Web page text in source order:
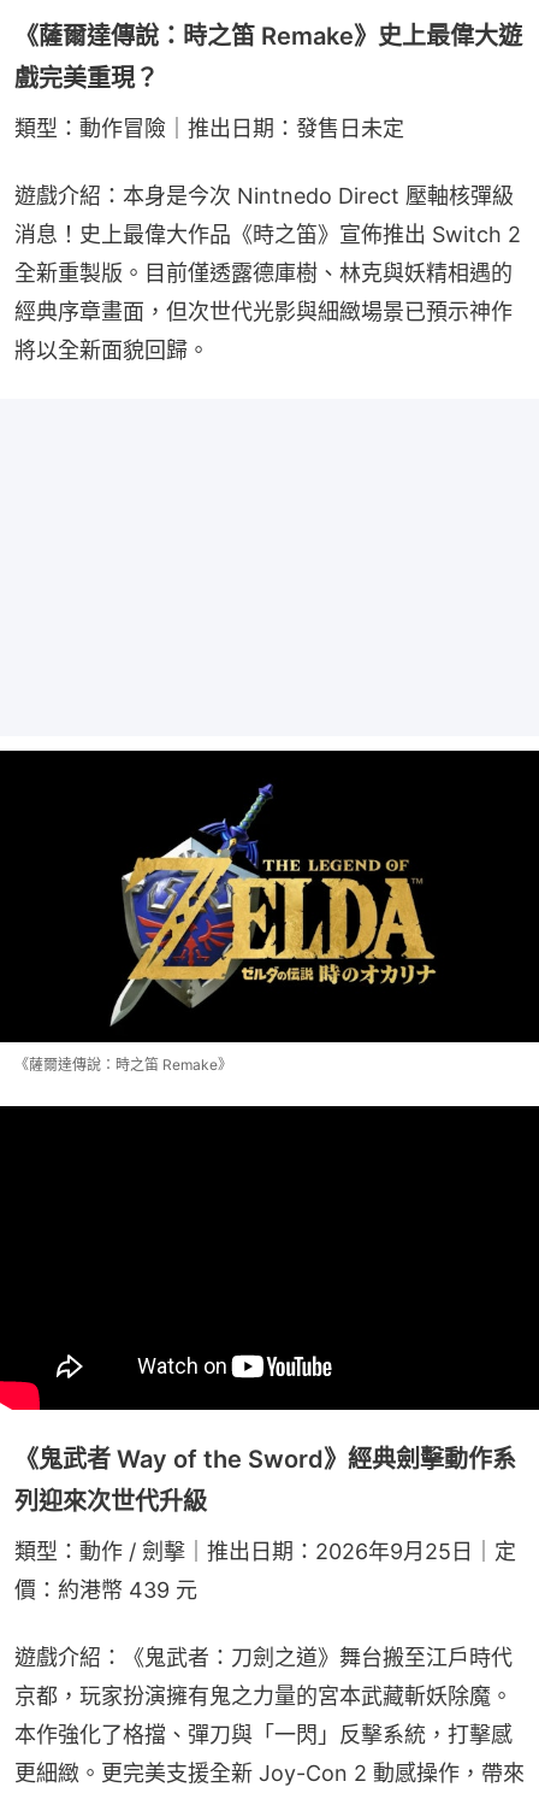
《薩爾達傳說：時之笛 Remake》史上最偉大遊
戲完美重現？
類型：動作冒險｜推出日期：發售日未定
遊戲介紹：本身是今次 Nintnedo Direct 壓軸核彈級
消息！史上最偉大作品《時之笛》宣佈推出 Switch 2
全新重製版。目前僅透露德庫樹、林克與妖精相遇的
經典序章畫面，但次世代光影與細緻場景已預示神作
將以全新面貌回歸。
《薩爾達傳說：時之笛 Remake》
《鬼武者 Way of the Sword》經典劍擊動作系
列迎來次世代升級
類型：動作 / 劍擊｜推出日期：2026年9月25日｜定
價：約港幣 439 元
遊戲介紹：《鬼武者：刀劍之道》舞台搬至江戶時代
京都，玩家扮演擁有鬼之力量的宮本武藏斬妖除魔。
本作強化了格擋、彈刀與「一閃」反擊系統，打擊感
更細緻。更完美支援全新 Joy-Con 2 動感操作，帶來